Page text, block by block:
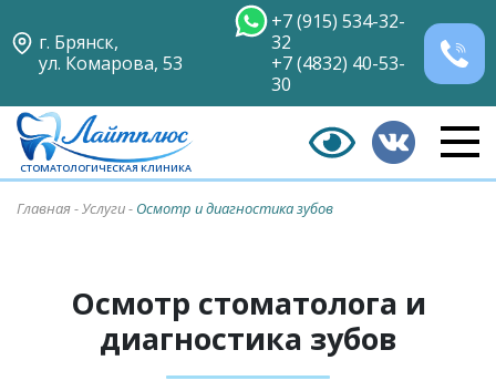
г. Брянск,
ул. Комарова, 53
+7 (915) 534-32-
32
+7 (4832) 40-53-
30
СТОМАТОЛОГИЧЕСКАЯ КЛИНИКА
Главная-Услуги- Осмотр и диагностика зубов
Осмотр стоматолога и
диагностика зубов